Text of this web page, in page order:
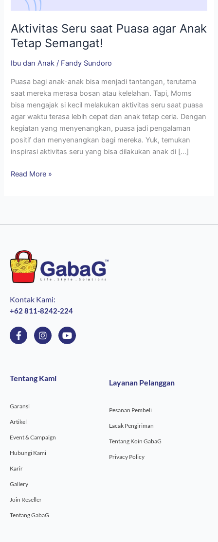
Aktivitas Seru saat Puasa agar Anak
Tetap Semangat!
Ibu dan Anak / Fandy Sundoro
Puasa bagi anak-anak bisa menjadi tantangan, terutama
saat mereka merasa bosan atau kelelahan. Tapi, Moms
bisa mengajak si kecil melakukan aktivitas seru saat puasa
agar waktu terasa lebih cepat dan anak tetap ceria. Dengan
kegiatan yang menyenangkan, puasa jadi pengalaman
positif dan menyenangkan bagi mereka. Yuk, temukan
inspirasi aktivitas seru yang bisa dilakukan anak di […]
Read More »
Kontak Kami:
+62 811-8242-224
F
a
o
o
f
I
n
g
r
Y
o
Tentang Kami
Garansi
Artikel
Event & Campaign
Hubungi Kami
Karir
Gallery
Join Reseller
Tentang GabaG
Layanan Pelanggan
Pesanan Pembeli
Lacak Pengiriman
Tentang Koin GabaG
Privacy Policy